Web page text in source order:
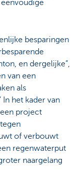
besparingen
en dergelijke”,
van een
als
het kader van
project
of verbouwt
regenwaterput
naargelang